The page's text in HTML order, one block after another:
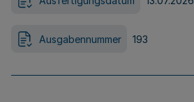
Ausgabennummer 193